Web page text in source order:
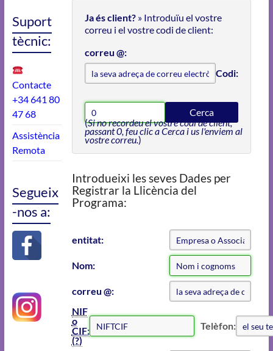
Ja és client?» Introduïu el vostre
correu i el vostre codi de client:
correu @:
Codi:
Cerca
(Si no recordeu el vostre codi de client,
passant 0, feu clic a Cerca i us l'enviem al
vostre correu.)
Introdueixi les seves Dades per
Registrar la Llicència del
Programa:
entitat:
Nom:
correu @:
NIF
o
CIF:
(?)
Telèfon:
Suport
tècnic:
Contacte
+34 641 80
47 68
Assistència
Remota
Segueix
-nos a: